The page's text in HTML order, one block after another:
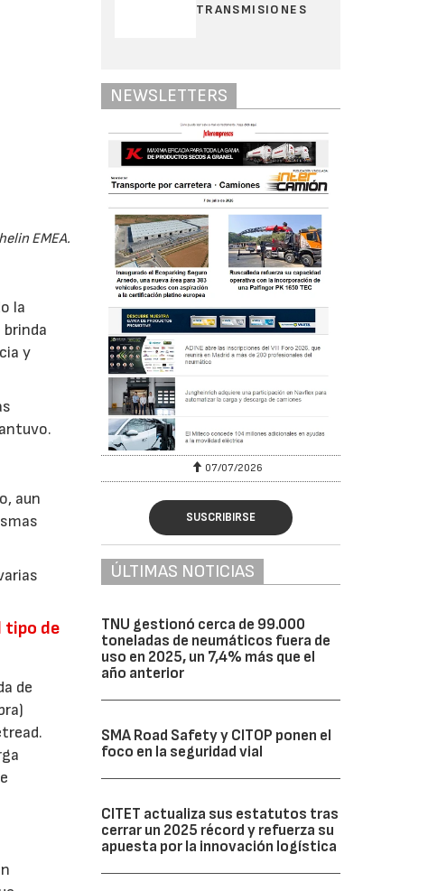
EMEA.
la
y
aun
tipo de
de
TRANSMISIONES
NEWSLETTERS
07/07/2026
SUSCRIBIRSE
ÚLTIMAS NOTICIAS
TNU gestionó cerca de 99.000
toneladas de neumáticos fuera de
uso en 2025, un 7,4% más que el
año anterior
SMA Road Safety y CITOP ponen el
foco en la seguridad vial
CITET actualiza sus estatutos tras
cerrar un 2025 récord y refuerza su
apuesta por la innovación logística